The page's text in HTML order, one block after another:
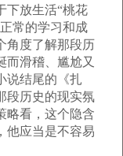
下放生活“桃花
常的学习和成
角度了解那段历
而滑稽、尴尬又
说结尾的《扎
段历史的现实氛
略看，这个隐含
他应当是不容易